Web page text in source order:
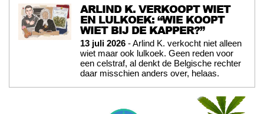
ARLIND K. VERKOOPT WIET
EN LULKOEK: “WIE KOOPT
WIET BIJ DE KAPPER?”
13 juli 2026 - Arlind K. verkocht niet alleen
wiet maar ook lulkoek. Geen reden voor
een celstraf, al denkt de Belgische rechter
daar misschien anders over, helaas.